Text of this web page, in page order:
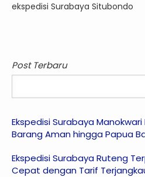
ekspedisi Surabaya Situbondo
Post Terbaru
Ekspedisi Surabaya
Barang Aman hingga Papua
Ekspedisi Surabaya Ruteng
Cepat dengan Tarif